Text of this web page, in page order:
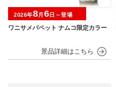
ワニサメパペット ナムコ限定カラー
2026年8月 6日～登場